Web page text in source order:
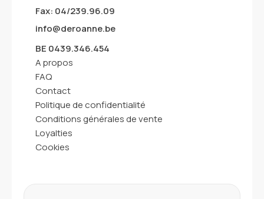
Fax: 04/239.96.09
info@deroanne.be
BE 0439.346.454
A propos
FAQ
Contact
Politique de confidentialité
Conditions générales de vente
Loyalties
Cookies